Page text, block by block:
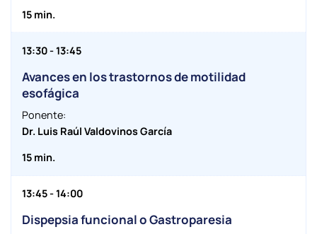
15 min.
13:30 - 13:45
Avances en los trastornos de motilidad
esofágica
Ponente:
Dr. Luis Raúl Valdovinos García
15 min.
13:45 - 14:00
Dispepsia funcional o Gastroparesia